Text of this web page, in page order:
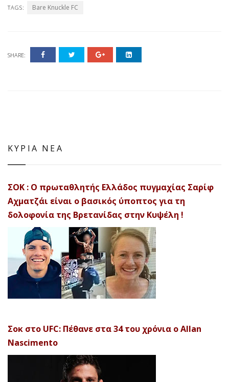
TAGS: Bare Knuckle FC
SHARE:
ΚΥΡΙΑ ΝΕΑ
ΣΟΚ : Ο πρωταθλητής Ελλάδος πυγμαχίας Σαρίφ
Αχματζάι είναι ο βασικός ύποπτος για τη
δολοφονία της Βρετανίδας στην Κυψέλη !
Σοκ στο UFC: Πέθανε στα 34 του χρόνια ο Allan
Nascimento